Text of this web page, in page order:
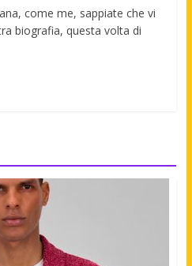
come me, sappiate che vi
biografia, questa volta di